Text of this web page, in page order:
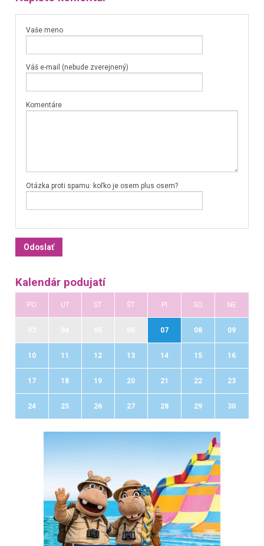
Vaše meno
Váš e-mail (nebude zverejnený)
Komentáre
Otázka proti spamu: koľko je osem plus osem?
Kalendár podujatí
PO UT ST ŠT PI SO NE
07 08 09
10 11 12 13 14 15 16
17 18 19 20 21 22 23
24 25 26 27 28 29 30